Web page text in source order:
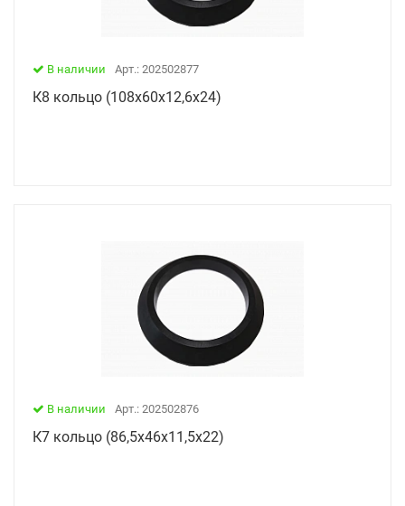
В наличии Арт.: 202502877
К8 кольцо (108х60х12,6х24)
В наличии Арт.: 202502876
К7 кольцо (86,5х46х11,5х22)